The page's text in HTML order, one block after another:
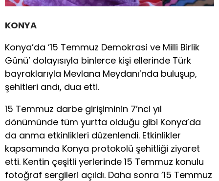
KONYA
Konya’da ’15 Temmuz Demokrasi ve Milli Birlik
Günü’ dolayısıyla binlerce kişi ellerinde Türk
bayraklarıyla Mevlana Meydanı’nda buluşup,
şehitleri andı, dua etti.
15 Temmuz darbe girişiminin 7’nci yıl
dönümünde tüm yurtta olduğu gibi Konya’da
da anma etkinlikleri düzenlendi. Etkinlikler
kapsamında Konya protokolü şehitliği ziyaret
etti. Kentin çeşitli yerlerinde 15 Temmuz konulu
fotoğraf sergileri açıldı. Daha sonra ’15 Temmuz